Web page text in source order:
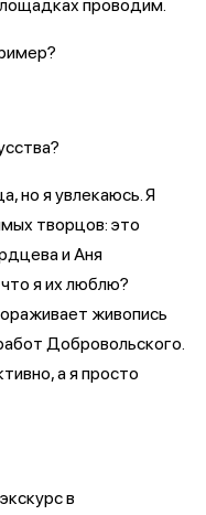
проводим.
но я увлекаюсь. Я
творцов: это
и Аня
я их люблю?
живопись
Добровольского.
а я просто
в